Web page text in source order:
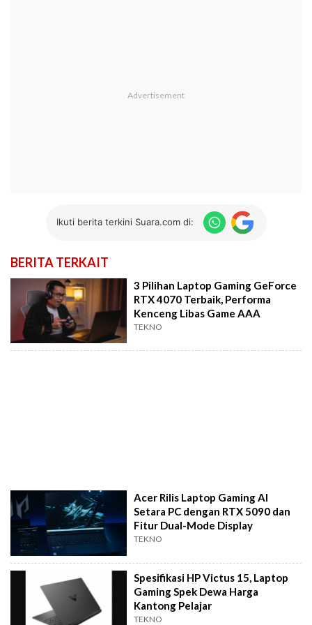
Ikuti berita terkini Suara.com di:
BERITA TERKAIT
3 Pilihan Laptop Gaming GeForce
RTX 4070 Terbaik, Performa
Kenceng Libas Game AAA
TEKNO
Acer Rilis Laptop Gaming AI
Setara PC dengan RTX 5090 dan
Fitur Dual-Mode Display
TEKNO
Spesifikasi HP Victus 15, Laptop
Gaming Spek Dewa Harga
Kantong Pelajar
TEKNO